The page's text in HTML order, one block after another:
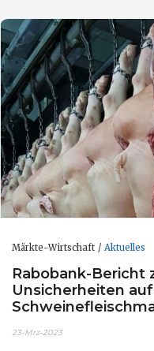
Märkte-Wirtschaft Aktuelles
Rabobank-Bericht
Unsicherheiten
23-Mrz-2023